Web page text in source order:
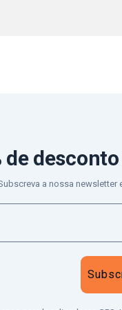
de desconto
a nossa newsletter